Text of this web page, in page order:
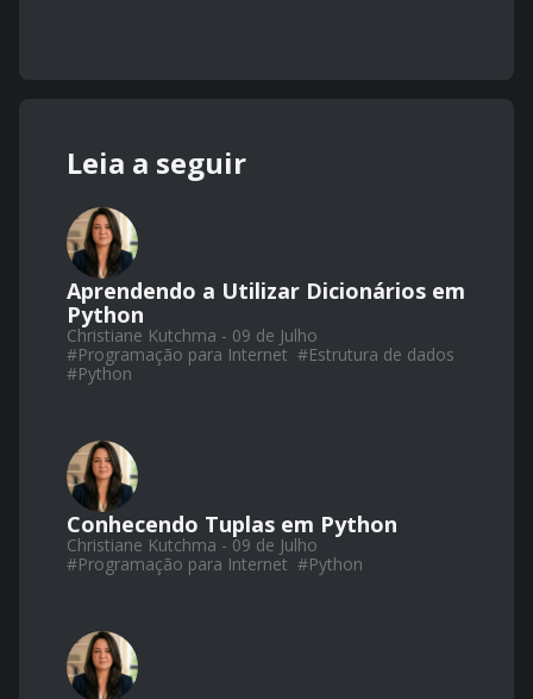
Leia a seguir
Aprendendo a Utilizar Dicionários em
Python
Christiane Kutchma - 09 de Julho
#Programação para Internet #Estrutura de dados
#Python
Conhecendo Tuplas em Python
Christiane Kutchma - 09 de Julho
#Programação para Internet #Python